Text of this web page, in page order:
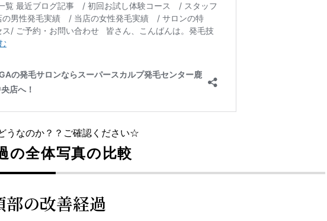
うなのか？？ご確認ください☆
の全体写真の比較
部の改善経過